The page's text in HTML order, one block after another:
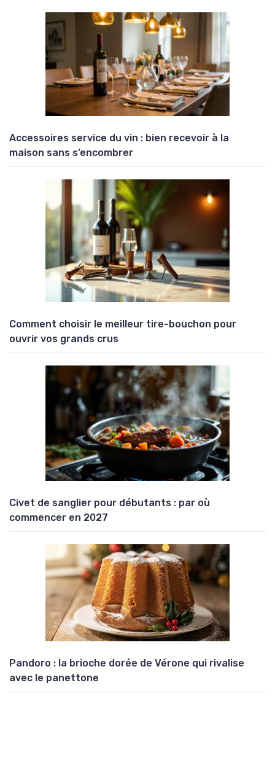
Accessoires service du vin : bien recevoir à la
maison sans s’encombrer
Comment choisir le meilleur tire-bouchon pour
ouvrir vos grands crus
Civet de sanglier pour débutants : par où
commencer en 2027
Pandoro : la brioche dorée de Vérone qui rivalise
avec le panettone